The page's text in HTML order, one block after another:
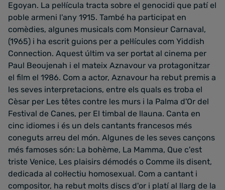
Egoyan. La pel·lícula tracta sobre el genocidi que patí el
poble armeni l'any 1915. També ha participat en
comèdies, algunes musicals com Monsieur Carnaval,
(1965) i ha escrit guions per a pel·lícules com Yiddish
Connection. Aquest últim va ser portat al cinema per
Paul Beoujenah i el mateix Aznavour va protagonitzar
el film el 1986. Com a actor, Aznavour ha rebut premis a
les seves interpretacions, entre els quals es troba el
Cèsar per Les têtes contre les murs i la Palma d'Or del
Festival de Canes, per El timbal de llauna. Canta en
cinc idiomes i és un dels cantants francesos més
coneguts arreu del món. Algunes de les seves cançons
més famoses són: La bohème, La Mamma, Que c'est
triste Venice, Les plaisirs démodés o Comme ils disent,
dedicada al col·lectiu homosexual. Com a cantant i
compositor, ha rebut molts discs d'or i platí al llarg de la